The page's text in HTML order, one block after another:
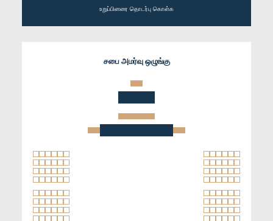
உறுப்பினரை தொடர்பு கொள்க
சபை அமர்வு ஒழுங்கு